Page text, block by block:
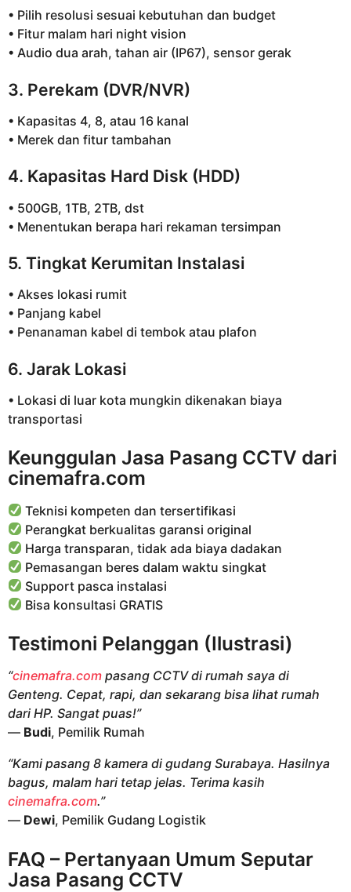
• Pilih resolusi sesuai kebutuhan dan budget
• Fitur malam hari night vision
• Audio dua arah, tahan air (IP67), sensor gerak
3. Perekam (DVR/NVR)
• Kapasitas 4, 8, atau 16 kanal
• Merek dan fitur tambahan
4. Kapasitas Hard Disk (HDD)
• 500GB, 1TB, 2TB, dst
• Menentukan berapa hari rekaman tersimpan
5. Tingkat Kerumitan Instalasi
• Akses lokasi rumit
• Panjang kabel
• Penanaman kabel di tembok atau plafon
6. Jarak Lokasi
• Lokasi di luar kota mungkin dikenakan biaya
transportasi
Keunggulan Jasa Pasang CCTV dari
cinemafra.com
Teknisi kompeten dan tersertifikasi
Perangkat berkualitas garansi original
Harga transparan, tidak ada biaya dadakan
Pemasangan beres dalam waktu singkat
Support pasca instalasi
Bisa konsultasi GRATIS
Testimoni Pelanggan (Ilustrasi)
“cinemafra.com pasang CCTV di rumah saya di
Genteng. Cepat, rapi, dan sekarang bisa lihat rumah
dari HP. Sangat puas!”
— Budi, Pemilik Rumah
“Kami pasang 8 kamera di gudang Surabaya. Hasilnya
bagus, malam hari tetap jelas. Terima kasih
cinemafra.com.”
— Dewi, Pemilik Gudang Logistik
FAQ – Pertanyaan Umum Seputar
Jasa Pasang CCTV